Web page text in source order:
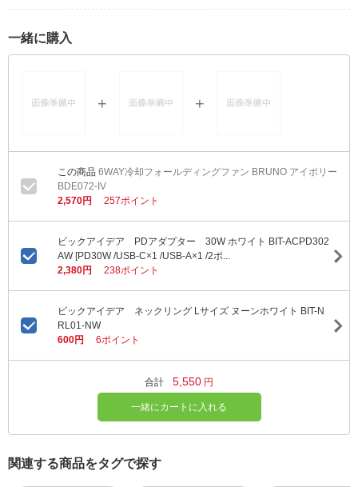
一緒に購入
6WAY冷却フォールディングファン BRUNO アイボリー
BDE072-IV
2,570円
257ポイント
ビックアイデア PDアダプター 30W ホワイト BIT-ACPD302
AW [PD30W /USB-C×1 /USB-A×1 /2ポ...
2,380円
238ポイント
ビックアイデア ネックリング Lサイズ ヌーンホワイト BIT-N
RL01-NW
600円
6ポイント
合計 5,550 円
一緒にカートに入れる
関連する商品をタグで探す